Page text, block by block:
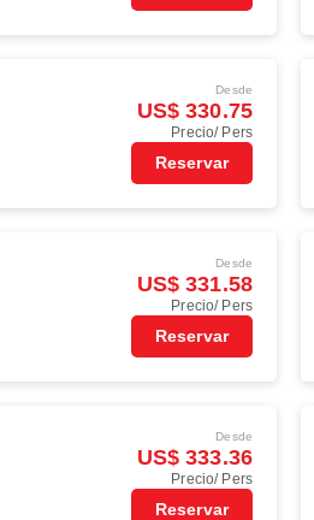
Desde
US$ 330.75
Precio/ Pers
Reservar
Desde
US$ 331.58
Precio/ Pers
Reservar
Desde
US$ 333.36
Precio/ Pers
Reservar